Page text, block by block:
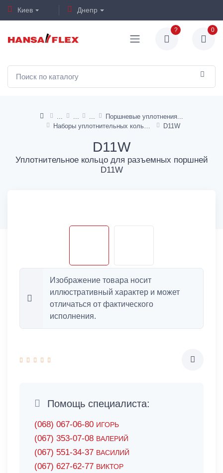
Киев Днепр
? 0
Поршневые уплотнения
D11W
D11W
Уплотнительное кольцо для разъемных поршней
D11W
Изображение товара носит
иллюстративный характер и может
отличаться от фактического
исполнения.
Помощь специалиста:
(068) 067-06-80 ИГОРЬ
(067) 353-07-08 ВАЛЕРИЙ
(067) 551-34-37 ВАСИЛИЙ
(067) 627-62-77 ВИКТОР